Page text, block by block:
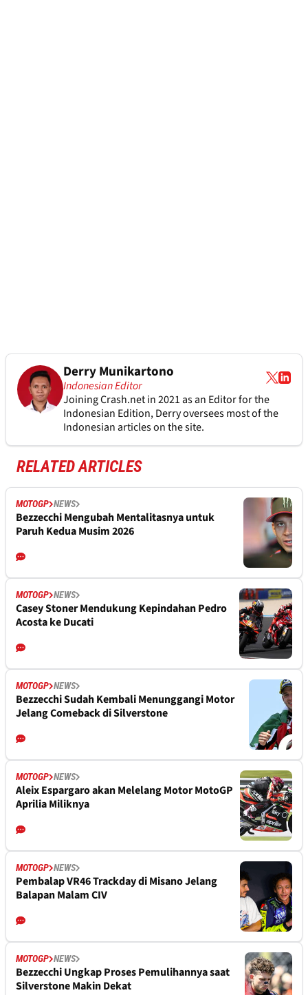
Derry Munikartono
Indonesian Editor
Joining Crash.net in 2021 as an Editor for the
Indonesian Edition, Derry oversees most of the
Indonesian articles on the site.
RELATED ARTICLES
MOTOGP NEWS
Bezzecchi Mengubah Mentalitasnya untuk
Paruh Kedua Musim 2026
MOTOGP NEWS
Casey Stoner Mendukung Kepindahan Pedro
Acosta ke Ducati
MOTOGP NEWS
Bezzecchi Sudah Kembali Menunggangi Motor
Jelang Comeback di Silverstone
MOTOGP NEWS
Aleix Espargaro akan Melelang Motor MotoGP
Aprilia Miliknya
MOTOGP NEWS
Pembalap VR46 Trackday di Misano Jelang
Balapan Malam CIV
MOTOGP NEWS
Bezzecchi Ungkap Proses Pemulihannya saat
Silverstone Makin Dekat